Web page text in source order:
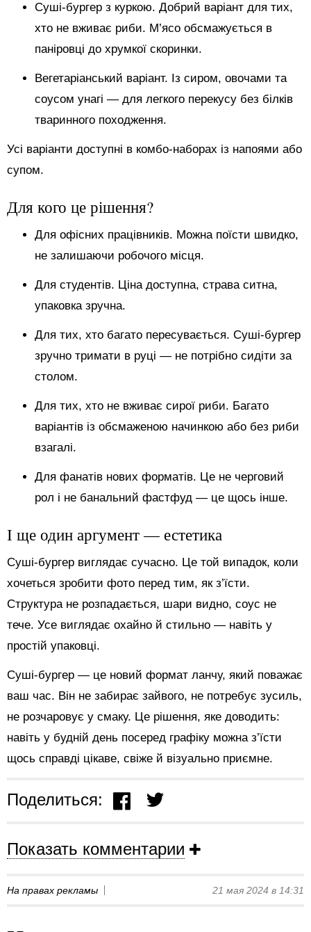
Суші-бургер з куркою. Добрий варіант для тих,
хто не вживає риби. М’ясо обсмажується в
паніровці до хрумкої скоринки.
Вегетаріанський варіант. Із сиром, овочами та
соусом унагі — для легкого перекусу без білків
тваринного походження.
Усі варіанти доступні в комбо-наборах із напоями або
супом.
Для кого це рішення?
Для офісних працівників. Можна поїсти швидко,
не залишаючи робочого місця.
Для студентів. Ціна доступна, страва ситна,
упаковка зручна.
Для тих, хто багато пересувається. Суші-бургер
зручно тримати в руці — не потрібно сидіти за
столом.
Для тих, хто не вживає сирої риби. Багато
варіантів із обсмаженою начинкою або без риби
взагалі.
Для фанатів нових форматів. Це не черговий
рол і не банальний фастфуд — це щось інше.
І ще один аргумент — естетика
Суші-бургер виглядає сучасно. Це той випадок, коли
хочеться зробити фото перед тим, як з’їсти.
Структура не розпадається, шари видно, соус не
тече. Усе виглядає охайно й стильно — навіть у
простій упаковці.
Суші-бургер — це новий формат ланчу, який поважає
ваш час. Він не забирає зайвого, не потребує зусиль,
не розчаровує у смаку. Це рішення, яке доводить:
навіть у будній день посеред графіку можна з’їсти
щось справді цікаве, свіже й візуально приємне.
Поделиться:
Показать комментарии
На правах рекламы 21 мая 2024 в 14:31